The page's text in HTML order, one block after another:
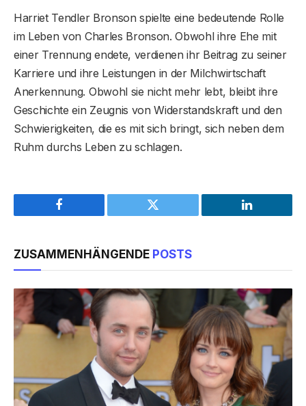
Harriet Tendler Bronson spielte eine bedeutende Rolle
im Leben von Charles Bronson. Obwohl ihre Ehe mit
einer Trennung endete, verdienen ihr Beitrag zu seiner
Karriere und ihre Leistungen in der Milchwirtschaft
Anerkennung. Obwohl sie nicht mehr lebt, bleibt ihre
Geschichte ein Zeugnis von Widerstandskraft und den
Schwierigkeiten, die es mit sich bringt, sich neben dem
Ruhm durchs Leben zu schlagen.
Facebook Twitter LinkedIn
ZUSAMMENHÄNGENDE POSTS